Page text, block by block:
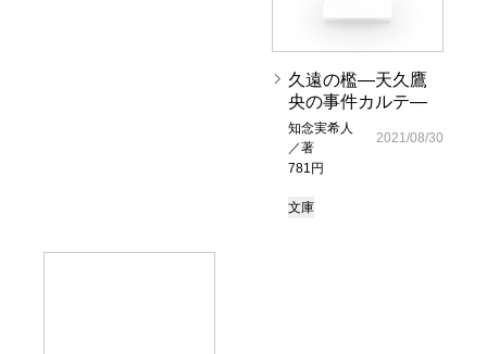
久遠の檻―天久鷹
央の事件カルテ―
知念実希人
／著
781円
2021/08/30
文庫